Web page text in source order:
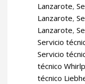
Lanzarote,
Lanzarote,
Lanzarote,
Servicio
Servicio
técnico
técnico